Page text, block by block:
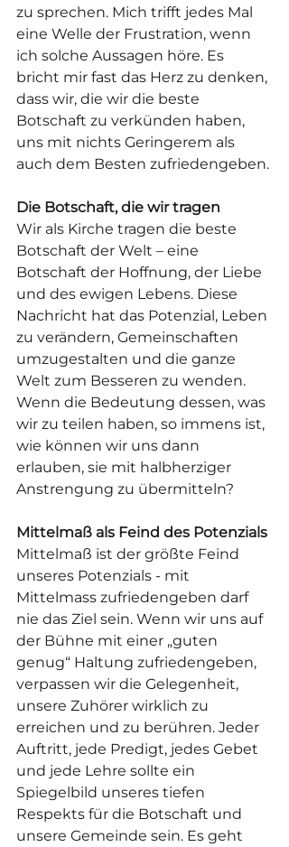
zu sprechen. Mich trifft jedes Mal
eine Welle der Frustration, wenn
ich solche Aussagen höre. Es
bricht mir fast das Herz zu denken,
dass wir, die wir die beste
Botschaft zu verkünden haben,
uns mit nichts Geringerem als
auch dem Besten zufriedengeben.
Die Botschaft, die wir tragen
Wir als Kirche tragen die beste
Botschaft der Welt – eine
Botschaft der Hoffnung, der Liebe
und des ewigen Lebens. Diese
Nachricht hat das Potenzial, Leben
zu verändern, Gemeinschaften
umzugestalten und die ganze
Welt zum Besseren zu wenden.
Wenn die Bedeutung dessen, was
wir zu teilen haben, so immens ist,
wie können wir uns dann
erlauben, sie mit halbherziger
Anstrengung zu übermitteln?
Mittelmaß als Feind des Potenzials
Mittelmaß ist der größte Feind
unseres Potenzials - mit
Mittelmass zufriedengeben darf
nie das Ziel sein. Wenn wir uns auf
der Bühne mit einer „guten
genug“ Haltung zufriedengeben,
verpassen wir die Gelegenheit,
unsere Zuhörer wirklich zu
erreichen und zu berühren. Jeder
Auftritt, jede Predigt, jedes Gebet
und jede Lehre sollte ein
Spiegelbild unseres tiefen
Respekts für die Botschaft und
unsere Gemeinde sein. Es geht